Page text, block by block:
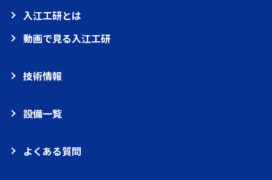
入江工研とは
動画で見る入江工研
技術情報
設備一覧
よくある質問